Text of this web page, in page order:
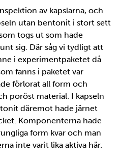
av kapslarna, och
utan bentonit i stort sett
togs ut som hade
sig. Där såg vi tydligt att
i experimentpaketet då
fanns i paketet var
förlorat all form och
poröst material. I kapseln
däremot hade järnet
Komponenterna hade
form kvar och man
inte varit lika aktiva här.